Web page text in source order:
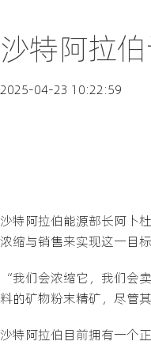
沙特阿拉
2025-04-23 10:22:59
沙特阿拉伯能源部长阿卜
浓缩与销售来实现这一目标
“我们会浓缩它，我们会
料的矿物粉末精矿，尽管
沙特阿拉伯目前拥有一个